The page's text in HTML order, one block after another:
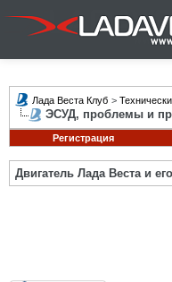
Лада Веста Клуб >
ЭСУД, проблемы и
Регистрация
Двигатель Лада Веста и